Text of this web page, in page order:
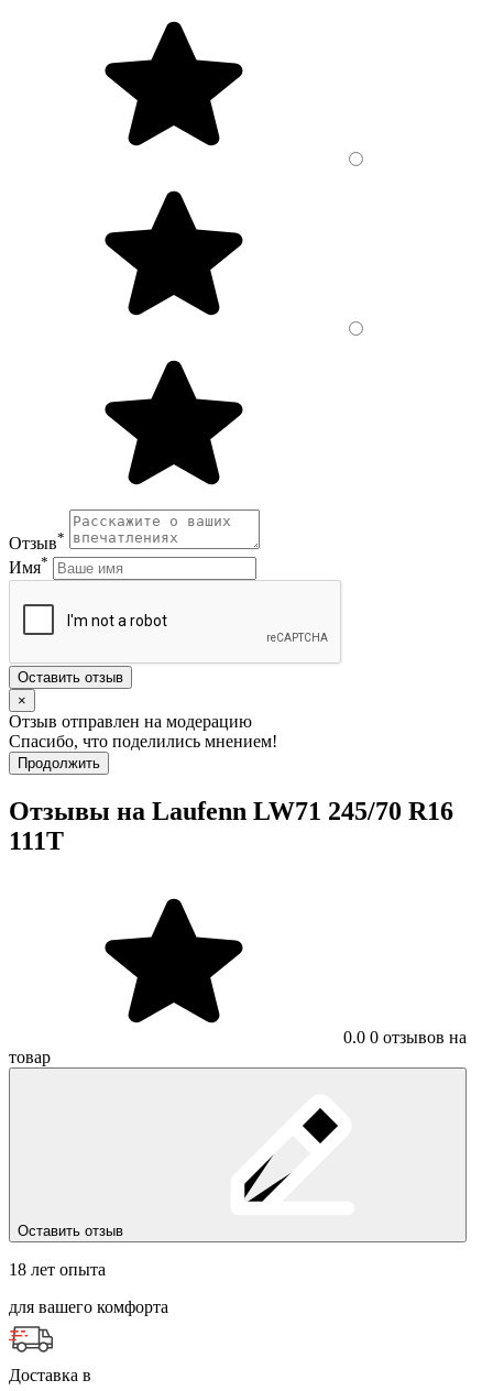
Отзыв*
Имя*
Оставить отзыв
×
Отзыв отправлен на модерацию
Спасибо, что поделились мнением!
Продолжить
Отзывы на Laufenn LW71 245/70 R16
111T
0.0 0 отзывов на
товар
Оставить отзыв
18 лет опыта
для вашего комфорта
Доставка в